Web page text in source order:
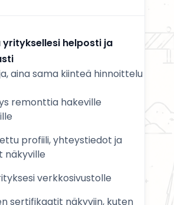
helposti ja
aina sama kiinteä hinnoittelu
remonttia hakeville
profiili, yhteystiedot ja
näkyville
verkkosivustolle
sertifikaatit näkyviin, kuten